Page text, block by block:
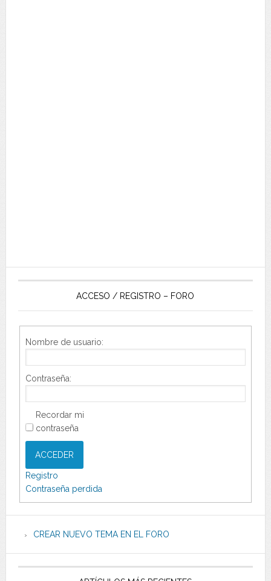
ACCESO / REGISTRO – FORO
Nombre de usuario:
Contraseña:
Recordar mi
contraseña
ACCEDER
Registro
Contraseña perdida
CREAR NUEVO TEMA EN EL FORO